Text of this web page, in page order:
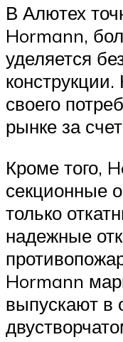
В Алютех
Hormann,
уделяется
своего
рынке за
Кроме того,
секционные
только
надежные
Hormann
выпускают в